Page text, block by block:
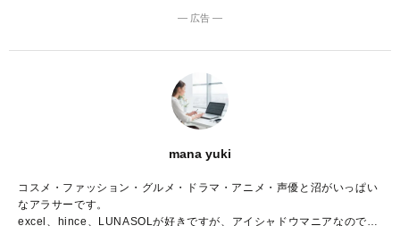
― 広告 ―
mana yuki
コスメ・ファッション・グルメ・ドラマ・アニメ・声優と沼がいっぱい
なアラサーです。
excel、hince、LUNASOLが好きですが、アイシャドウマニアなので推